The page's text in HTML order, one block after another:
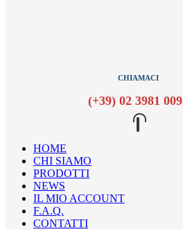
CHIAMACI
(+39) 02 3981
HOME
CHI SIAMO
PRODOTTI
NEWS
IL MIO ACCOUNT
F.A.Q.
CONTATTI